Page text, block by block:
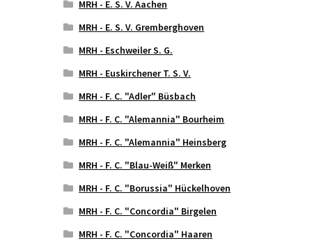
MRH - E. S. V. Aachen
MRH - E. S. V. Gremberghoven
MRH - Eschweiler S. G.
MRH - Euskirchener T. S. V.
MRH - F. C. "Adler" Büsbach
MRH - F. C. "Alemannia" Bourheim
MRH - F. C. "Alemannia" Heinsberg
MRH - F. C. "Blau-Weiß" Merken
MRH - F. C. "Borussia" Hückelhoven
MRH - F. C. "Concordia" Birgelen
MRH - F. C. "Concordia" Haaren